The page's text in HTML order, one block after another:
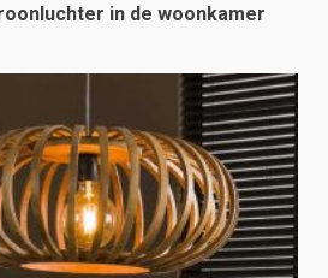
in de woonkamer